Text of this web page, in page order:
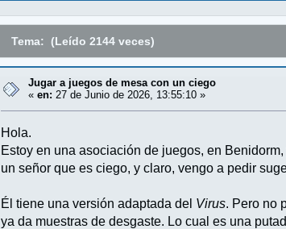
Tema: (Leído 2144 veces)
Jugar a juegos de mesa con un ciego
«en: 27 de Junio de 2026, 13:55:10 »
Hola.
Estoy en una asociación de juegos, en
un señor que es ciego, y claro, vengo a pedir
Él tiene una versión adaptada del Virus. Pero no
ya da muestras de desgaste. Lo cual es una